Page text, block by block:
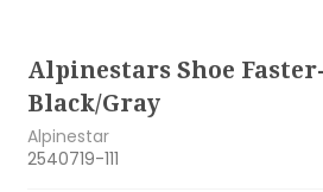
Alpinestars Shoe
Black/Gray
Alpinestar
2540719-111